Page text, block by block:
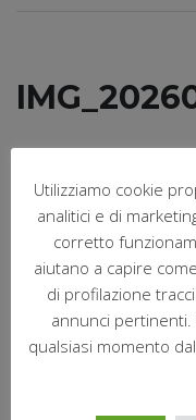
Aprile 4, 2026
Nessun
Utilizziamo cookie
analitici e di
corretto
aiutano a capire
di profilazione
annunci
qualsiasi momento